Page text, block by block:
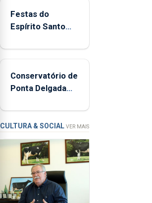
ocorrências
e
inspeções
relacionadas
a
apanha
ilegal
lapas
2022
e
Festas do
Espírito Santo
Conservatório de
Ponta Delgada
novos
instrumentos
CULTURA & SOCIAL VER MAIS